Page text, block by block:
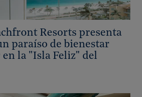
Resorts presenta
paraíso de bienestar
la "Isla Feliz" del